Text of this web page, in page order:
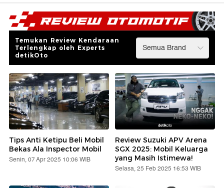
Temukan Review Kendaraan
Terlengkap oleh Experts
detikOto
Tips Anti Ketipu Beli Mobil
Bekas Ala Inspector Mobil
Senin, 07 Apr 2025 10:06 WIB
Review Suzuki APV Arena
SGX 2025: Mobil Keluarga
yang Masih Istimewa!
Selasa, 25 Feb 2025 16:53 WIB